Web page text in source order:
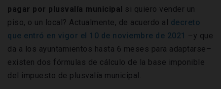
pagar por plusvalía municipal si quiero vender un
piso, o un local? Actualmente, de acuerdo al decreto
que entró en vigor el 10 de noviembre de 2021 –y que
da a los ayuntamientos hasta 6 meses para adaptarse–
existen dos fórmulas de cálculo de la base imponible
del impuesto de plusvalía municipal.